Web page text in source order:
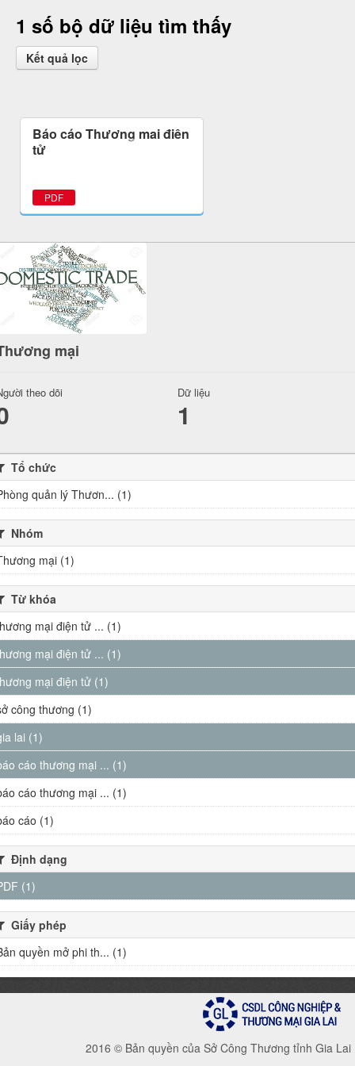
1 số bộ dữ liệu tìm thấy
Kết quả lọc
Báo cáo Thương mại điện
tử
PDF
mại
theo dõi Dữ liệu
1
Tổ chức
quản lý Thươn... (1)
Nhóm
mại (1)
Từ khóa
mại điện tử ... (1)
mại điện tử ... (1)
mại điện tử (1)
công thương (1)
lai (1)
cáo thương mại ... (1)
cáo thương mại ... (1)
cáo (1)
Định dạng
(1)
Giấy phép
quyền mở phi th... (1)
2016 © Bản quyền của Sở Công Thương tỉnh Gia Lai